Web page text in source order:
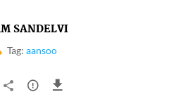
SANDELVI
Tag: aansoo